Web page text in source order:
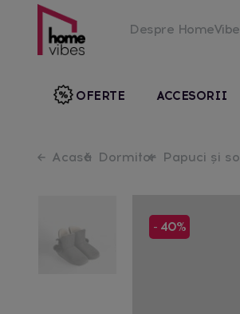
Despre
ACCESORII
OFERTE
Acasă Dormitor Papuci și
- 40%